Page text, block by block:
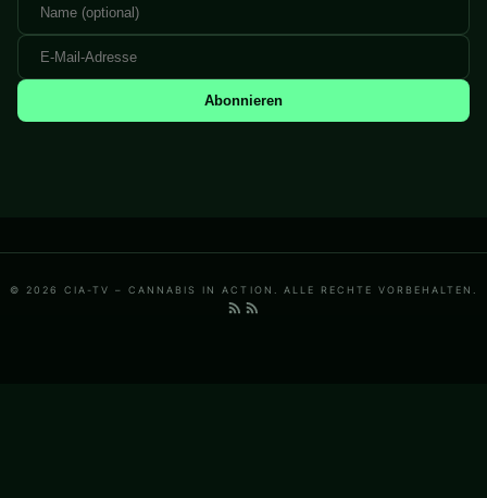
Abonnieren
© 2026 CIA-TV – CANNABIS IN ACTION. ALLE RECHTE VORBEHALTEN.